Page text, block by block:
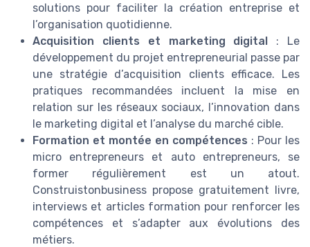
solutions pour faciliter la création entreprise et
l’organisation quotidienne.
Acquisition clients et marketing digital : Le
développement du projet entrepreneurial passe par
une stratégie d’acquisition clients efficace. Les
pratiques recommandées incluent la mise en
relation sur les réseaux sociaux, l’innovation dans
le marketing digital et l’analyse du marché cible.
Formation et montée en compétences : Pour les
micro entrepreneurs et auto entrepreneurs, se
former régulièrement est un atout.
Construistonbusiness propose gratuitement livre,
interviews et articles formation pour renforcer les
compétences et s’adapter aux évolutions des
métiers.